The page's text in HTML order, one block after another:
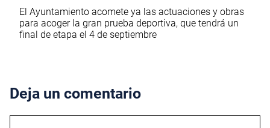
El Ayuntamiento acomete ya las actuaciones y obras
para acoger la gran prueba deportiva, que tendrá un
final de etapa el 4 de septiembre
Deja un comentario